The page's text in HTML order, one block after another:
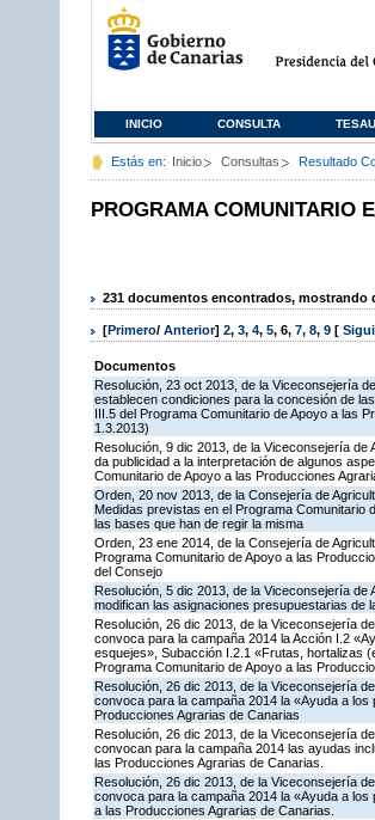
INICIO CONSULTA
Estás en: Inicio Consultas Resultado
PROGRAMA COMUNITARIO
231 documentos encontrados, mostrando
[Primero/ Anterior] 2, 3, 4, 5, 6, 7, 8, 9 [
Documentos
Resolución, 23 oct 2013, de la Viceconsejería
establecen condiciones para la concesión de
III.5 del Programa Comunitario de Apoyo a las
1.3.2013)
Resolución, 9 dic 2013, de la Viceconsejería
da publicidad a la interpretación de algunos
Comunitario de Apoyo a las Producciones
Orden, 20 nov 2013, de la Consejería de
Medidas previstas en el Programa Comunitario
las bases que han de regir la misma
Orden, 23 ene 2014, de la Consejería de
Programa Comunitario de Apoyo a las
del Consejo
Resolución, 5 dic 2013, de la Viceconsejería
modifican las asignaciones presupuestarias de
Resolución, 26 dic 2013, de la Viceconsejería
convoca para la campaña 2014 la Acción I.2
esquejes», Subacción I.2.1 «Frutas, hortalizas
Programa Comunitario de Apoyo a las
Resolución, 26 dic 2013, de la Viceconsejería
convoca para la campaña 2014 la «Ayuda a
Producciones Agrarias de Canarias
Resolución, 26 dic 2013, de la Viceconsejería
convocan para la campaña 2014 las ayudas
las Producciones Agrarias de Canarias.
Resolución, 26 dic 2013, de la Viceconsejería
convoca para la campaña 2014 la «Ayuda a
a las Producciones Agrarias de Canarias.